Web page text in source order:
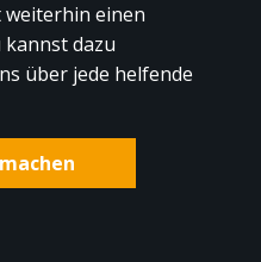
weiterhin einen
kannst dazu
über jede helfende